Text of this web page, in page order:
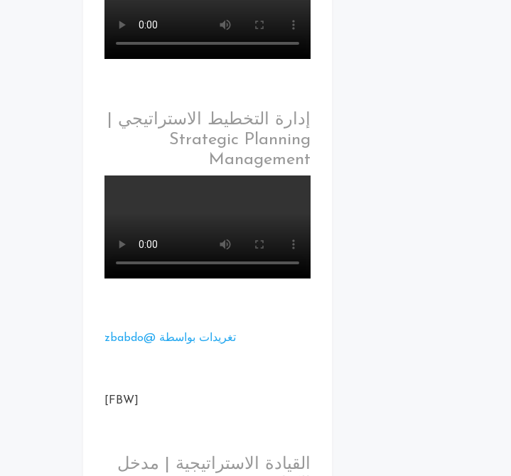
إدارة التخطيط الاستراتيجي |
Strategic Planning
Management
تغريدات بواسطة @zbabdo
القيادة الاستراتيجية | مدخل